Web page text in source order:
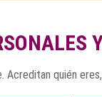
Acreditan quién